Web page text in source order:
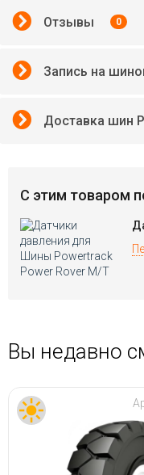
Отзывы 0
Запись на
Доставка шин
С этим товаром
Вы недавно